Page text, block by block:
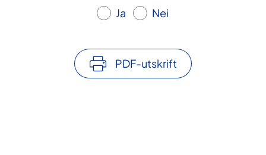
Ja Nei
PDF-utskrift